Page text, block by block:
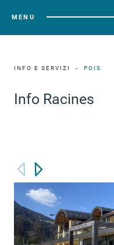
MENU
INFO E SERVIZI POIS
Info Racines